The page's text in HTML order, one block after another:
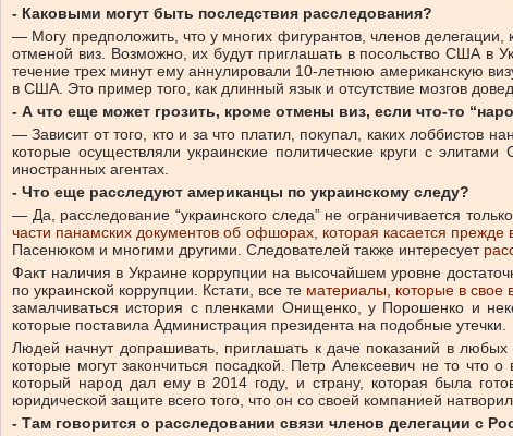
- Каковыми могут быть последствия расследования?
— Могу предположить, что у многих фигурантов, членов
отменой виз. Возможно, их будут приглашать в посольство США в
течение трех минут ему аннулировали 10-летнюю американскую
в США. Это пример того, как длинный язык и отсутствие мозгов
- А что еще может грозить, кроме отмены виз, если что-то
— Зависит от того, кто и за что платил, покупал, каких
которые осуществляли украинские политические круги с
иностранных агентах.
- Что еще расследуют американцы по украинскому следу?
— Да, расследование “украинского следа” не ограничивается
части панамских документов об офшорах, которая касается
Пасенюком и многими другими. Следователей также интересует
Факт наличия в Украине коррупции на высочайшем уровне
по украинской коррупции. Кстати, все те материалы, которые в
замалчиваться история с пленками Онищенко, у Порошенко и
которые поставила Администрация президента на подобные утечки.
Людей начнут допрашивать, приглашать к даче показаний в
которые могут закончиться посадкой. Петр Алексеевич не то что
который народ дал ему в 2014 году, и страну, которая была
юридической защите всего того, что он со своей компанией
- Там говорится о расследовании связи членов делегации с